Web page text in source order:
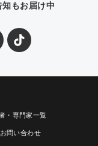
もお届け中
・専門家一覧
お問い合わせ